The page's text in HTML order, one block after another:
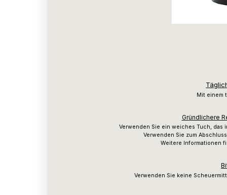
Mit einem
Gründlichere
Verwenden Sie ein weiches Tuch, das
Verwenden Sie zum
Weitere Informationen
Verwenden Sie keine